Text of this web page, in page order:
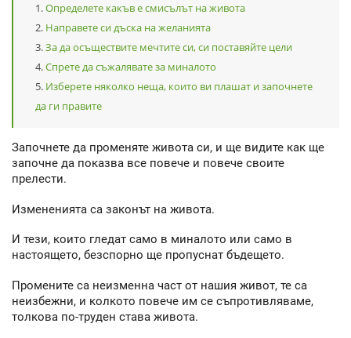
Определете какъв е смисълът на живота
Направете си дъска на желанията
За да осъществите мечтите си, си поставяйте цели
Спрете да съжалявате за миналото
Изберете няколко неща, които ви плашат и започнете
да ги правите
Започнете да променяте живота си, и ще видите как ще
започне да показва все повече и повече своите
прелести.
Измененията са законът на живота.
И тези, които гледат само в миналото или само в
настоящето, безспорно ще пропуснат бъдещето.
Промените са неизменна част от нашия живот, те са
неизбежни, и колкото повече им се съпротивляваме,
толкова по-труден става живота.